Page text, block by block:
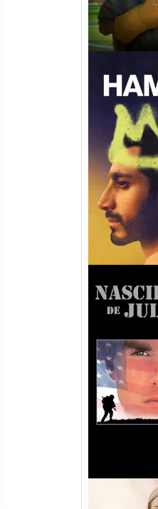
Hamlet
DL 1080p
Nascido
Torrent
Dual